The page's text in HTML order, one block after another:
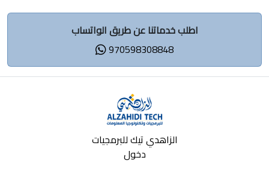
اطلب خدماتنا عن طريق الواتساب
970598308848
الزاهدي تيك للبرمجيات
دخول